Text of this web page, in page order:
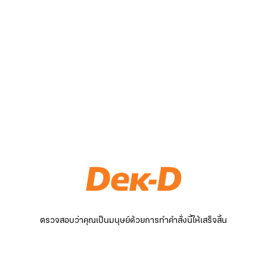
ตรวจสอบว่าคุณเป็นมนุษย์ด้วยการทำคำสั่งนี้ให้เสร็จสิ้น